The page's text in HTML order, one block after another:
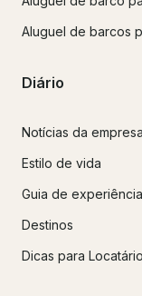
Aluguel de barcos
Diário
Notícias da empresa
Estilo de vida
Guia de
Destinos
Dicas para